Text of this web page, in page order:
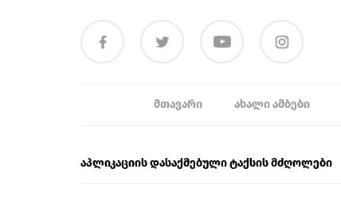
ᲛᲗᲐᲕᲐᲠᲘ ᲐᲮᲐᲚᲘ ᲐᲛᲑᲔᲑᲘ
აპლიკაციის დასაქმებული ტაქსის მძღოლები